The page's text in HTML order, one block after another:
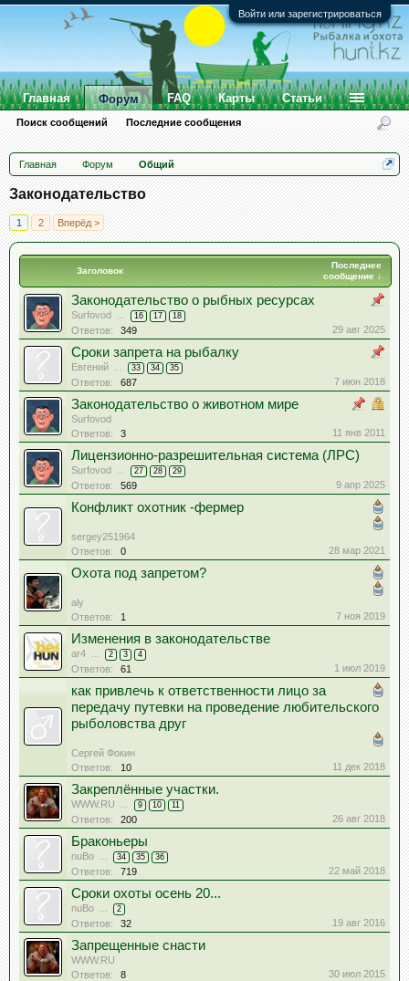
Войти или зарегистрироваться
Главная Форум Общий
Законодательство
1 2 Вперёд >
Заголовок
Последнее
сообщение ↓
Законодательство о рыбных ресурсах
Surfovod ... 16 17 18
Ответов: 349 29 авг 2025
Сроки запрета на рыбалку
Евгений ... 33 34 35
Ответов: 687 7 июн 2018
Законодательство о животном мире
Surfovod
Ответов:
3 11 янв 2011
Лицензионно-разрешительная система (ЛРС)
Surfovod ... 27 28 29
Ответов: 569 9 апр 2025
Конфликт охотник -фермер
sergey251964
Ответов:
0 28 мар 2021
Охота под запретом?
aly
Ответов:
1 7 ноя 2019
Изменения в законодательстве
ar4 ... 2 3 4
Ответов: 61 1 июл 2019
как привлечь к ответственности лицо за
передачу путевки на проведение любительского
рыболовства друг
Сергей Фокин
Ответов:
10 11 дек 2018
Закреплённые участки.
WWW.RU ... 9 10 11
Ответов: 200 26 авг 2018
Браконьеры
nuBo ... 34 35 36
Ответов: 719 22 май 2018
Сроки охоты осень 20...
nuBo ... 2
Ответов: 32 19 авг 2016
Запрещенные снасти
WWW.RU
Ответов:
8 30 июл 2015
Главная Форум
Поиск сообщений Последние сообщения
FAQ Карты Статьи